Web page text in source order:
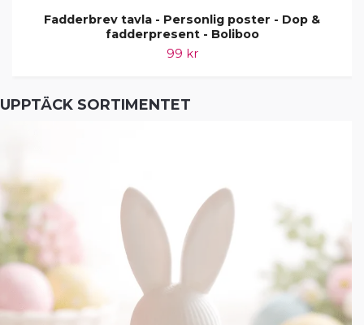
UPPTÄCK SORTIMENTET
Fadderbrev tavla - Personlig poster - Dop &
fadderpresent - Boliboo
99 kr